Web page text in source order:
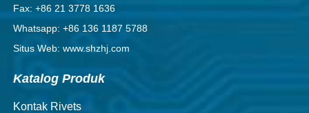
Fax: +86 21 3778 1636
Whatsapp: +86 136 1187 5788
Situs Web: www.shzhj.com
Katalog Produk
Kontak Rivets